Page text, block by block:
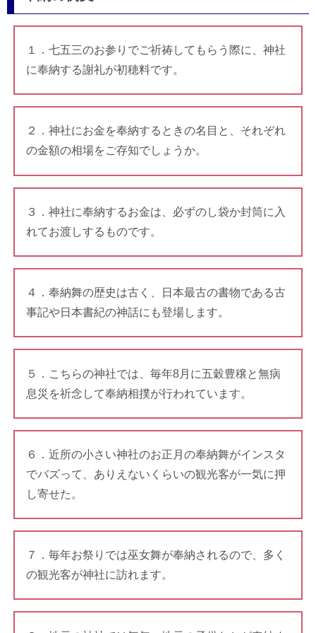
１．七五三のお参りでご祈祷してもらう際に、神社
に奉納する謝礼が初穂料です。
２．神社にお金を奉納するときの名目と、それぞれ
の金額の相場をご存知でしょうか。
３．神社に奉納するお金は、必ずのし袋か封筒に入
れてお渡しするものです。
４．奉納舞の歴史は古く、日本最古の書物である古
事記や日本書紀の神話にも登場します。
５．こちらの神社では、毎年8月に五穀豊穣と無病
息災を祈念して奉納相撲が行われています。
６．近所の小さい神社のお正月の奉納舞がインスタ
でバズって、ありえないくらいの観光客が一気に押
し寄せた。
７．毎年お祭りでは巫女舞が奉納されるので、多く
の観光客が神社に訪れます。